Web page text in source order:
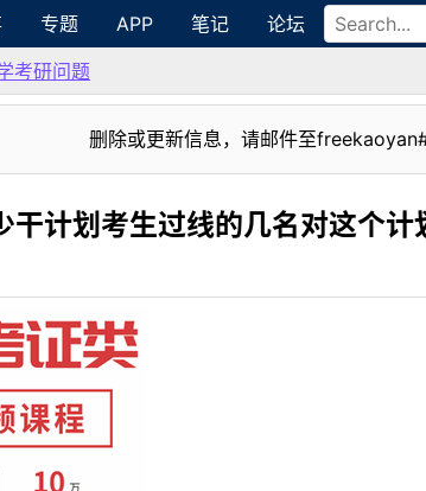
专题 APP 笔记 论坛
考研问题
删除或更新信息，请邮件至
干计划考生过线的几名对这个计